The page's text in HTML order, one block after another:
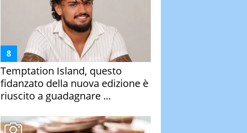
Temptation Island, questo
fidanzato della nuova edizione è
riuscito a guadagnare ...